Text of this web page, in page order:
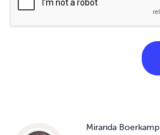
Miranda Boerkamp